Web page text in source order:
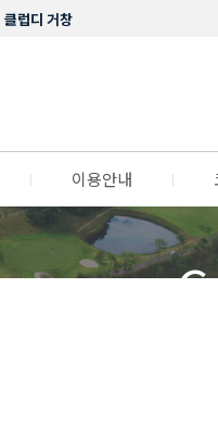
클럽디 거창
이용안내